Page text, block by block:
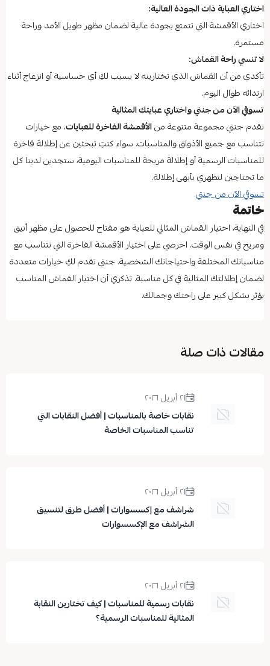
اختاري العباية ذات الجودة العالية:
اختاري الأقمشة التي تتمتع بجودة عالية لضمان مظهر طويل الأمد وراحة
مستمرة.
لا تنسي راحة القماش:
تأكدي من أن القماش الذي تختارينه لا يسبب لكِ أي حساسية أو انزعاج أثناء
ارتدائه طوال اليوم.
تسوقي الآن من جنتي واختاري عبايتك المثالية
تقدم جنتي مجموعة متنوعة منالأقمشة الفاخرة للعبايات، مع خيارات
تتناسب مع جميع الأذواق والمناسبات. سواء كنتِ تبحثين عن إطلالة فاخرة
للمناسبات الرسمية أو إطلالة مريحة للمناسبات اليومية، ستجدين لدينا كل
ما تحتاجين لتظهري بأبهى إطلالة.
تسوقي الآن من جنتي.
خاتمة
في النهاية، اختيار القماش المثالي للعباية هو مفتاح للحصول على مظهر أنيق
ومريح في نفس الوقت. احرصي على اختيار الأقمشة الفاخرة التي تتناسب مع
مناسباتك المختلفة واحتياجاتك الشخصية. جنتي تقدم لكِ خيارات متعددة
لضمان إطلالتك المثالية في كل مناسبة. تذكري أن اختيار القماش المناسب
يؤثر بشكل كبير على راحتك وجمالك.
مقالات ذات صلة
٢١ أبريل ٢٠٢٦
نقابات خاصة بالمناسبات | أفضل النقابات التي
تناسب المناسبات الخاصة
٢١ أبريل ٢٠٢٦
شراشف مع إكسسوارات | أفضل طرق لتنسيق
الشراشف مع الإكسسوارات
٢١ أبريل ٢٠٢٦
نقابات رسمية للمناسبات | كيف تختارين النقابة
المثالية للمناسبات الرسمية؟